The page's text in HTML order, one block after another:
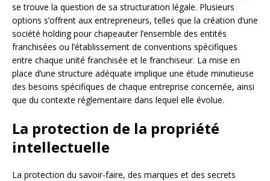
se trouve la question de sa structuration légale. Plusieurs
options s’offrent aux entrepreneurs, telles que la création d’une
société holding pour chapeauter l’ensemble des entités
franchisées ou l’établissement de conventions spécifiques
entre chaque unité franchisée et le franchiseur. La mise en
place d’une structure adéquate implique une étude minutieuse
des besoins spécifiques de chaque entreprise concernée, ainsi
que du contexte réglementaire dans lequel elle évolue.
La protection de la propriété
intellectuelle
La protection du savoir-faire, des marques et des secrets